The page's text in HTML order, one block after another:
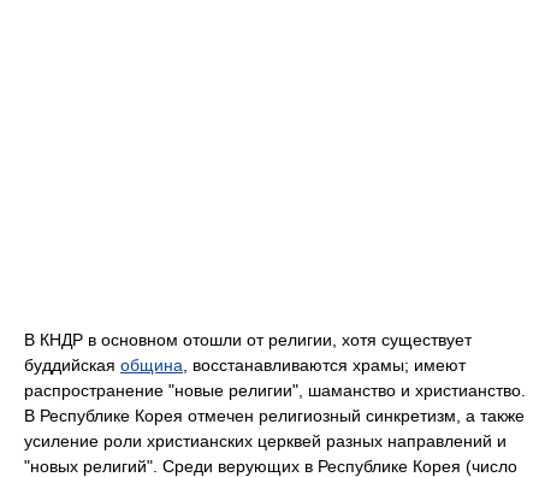
В КНДР в основном отошли от религии, хотя существует
буддийская община , восстанавливаются храмы; имеют
распространение "новые религии", шаманство и христианство.
В Республике Корея отмечен религиозный синкретизм, а также
усиление роли христианских церквей разных направлений и
"новых религий". Среди верующих в Республике Корея (число